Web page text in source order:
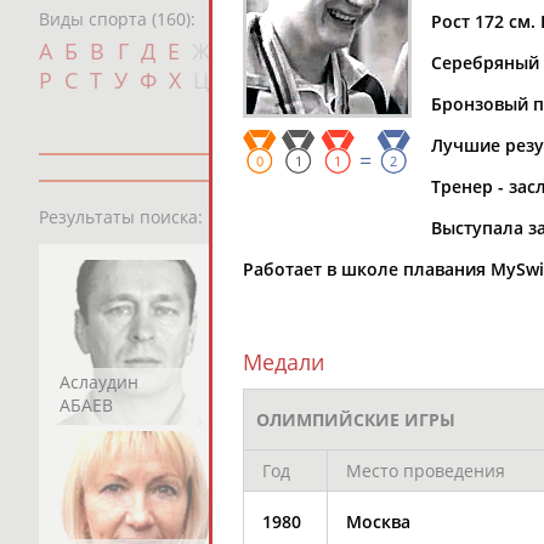
Виды спорта (160):
А Б В Г Д Е И К Л М Н О
П
Р С Т У Ф Х Ш Щ Э Ю Я
с
Результаты поиска:
Аслаудин
АБАЕВ
Елена
0 1 1 = 2
Рост 172 см.
Серебряный
Бронзовый
Лучшие
Тренер -
Выступала
Работает в школе плавания
Медали
ОЛИМПИЙСКИЕ ИГРЫ
Год Место проведения
1980 Москва